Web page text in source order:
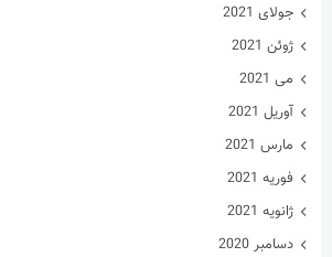
جولای 2021
ژوئن 2021
می 2021
آوریل 2021
مارس 2021
فوریه 2021
ژانویه 2021
دسامبر 2020